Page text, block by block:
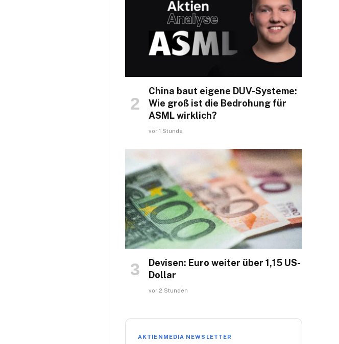
China baut eigene DUV-Systeme:
Wie groß ist die Bedrohung für
ASML wirklich?
vor 1 Stunde
Devisen: Euro weiter über 1,15 US-
Dollar
vor 2 Stunden
AKTIENMEDIA NEWSLETTER